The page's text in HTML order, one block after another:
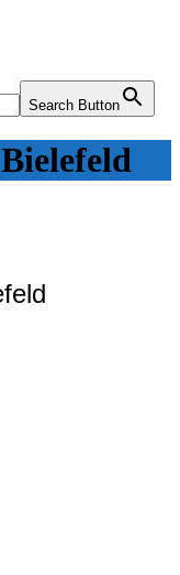
Search Button